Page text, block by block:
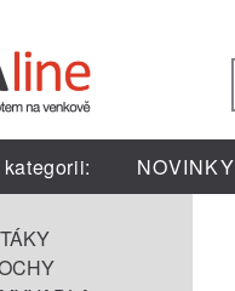
NOVINKY